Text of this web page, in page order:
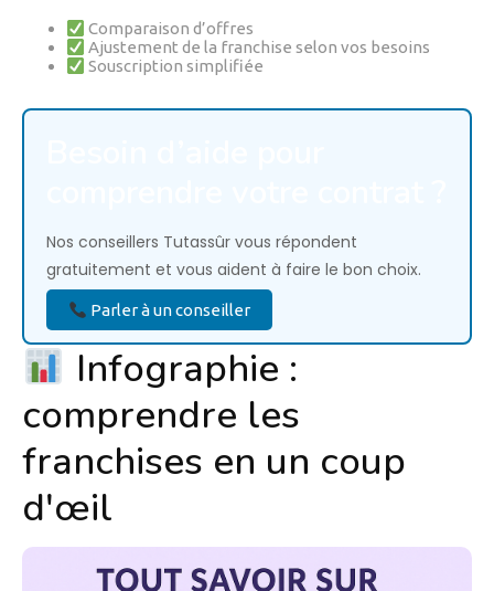
Comparaison d’offres
Ajustement de la franchise selon vos besoins
Souscription simplifiée
Nos conseillers Tutassûr vous répondent
gratuitement et vous aident à faire le bon choix.
Parler à un conseiller
Infographie :
comprendre les
franchises en un coup
d'œil